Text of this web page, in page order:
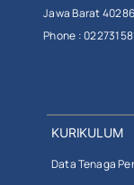
Jawa Barat 40286
Phone :
KURIKULUM
Data Tenaga